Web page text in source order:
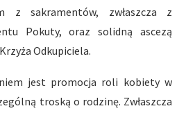
z sakramentów, zwłaszcza z
Pokuty, oraz solidną ascezą
Odkupiciela.
jest promocja roli kobiety w
troską o rodzinę. Zwłaszcza